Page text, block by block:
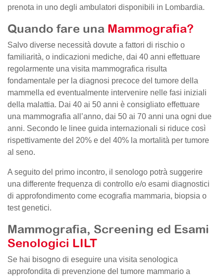
prenota in uno degli ambulatori disponibili in Lombardia.
Quando fare una Mammografia?
Salvo diverse necessità dovute a fattori di rischio o
familiarità, o indicazioni mediche, dai 40 anni effettuare
regolarmente una visita mammografica risulta
fondamentale per la diagnosi precoce del tumore della
mammella ed eventualmente intervenire nelle fasi iniziali
della malattia. Dai 40 ai 50 anni è consigliato effettuare
una mammografia all’anno, dai 50 ai 70 anni una ogni due
anni. Secondo le linee guida internazionali si riduce così
rispettivamente del 20% e del 40% la mortalità per tumore
al seno.
A seguito del primo incontro, il senologo potrà suggerire
una differente frequenza di controllo e/o esami diagnostici
di approfondimento come ecografia mammaria, biopsia o
test genetici.
Mammografia, Screening ed Esami
Senologici LILT
Se hai bisogno di eseguire una visita senologica
approfondita di prevenzione del tumore mammario a